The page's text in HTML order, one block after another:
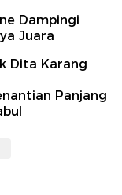
Dampingi
Juara
Dita Karang
Panjang